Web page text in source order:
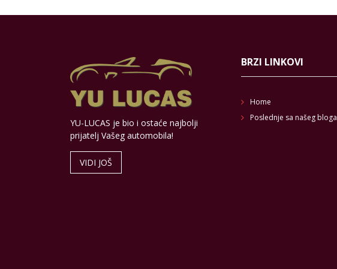
YU-LUCAS je bio i ostaće najbolji
prijatelj Vašeg automobila!
VIDI JOŠ
BRZI LINKOVI
Home
Poslednje sa našeg bloga